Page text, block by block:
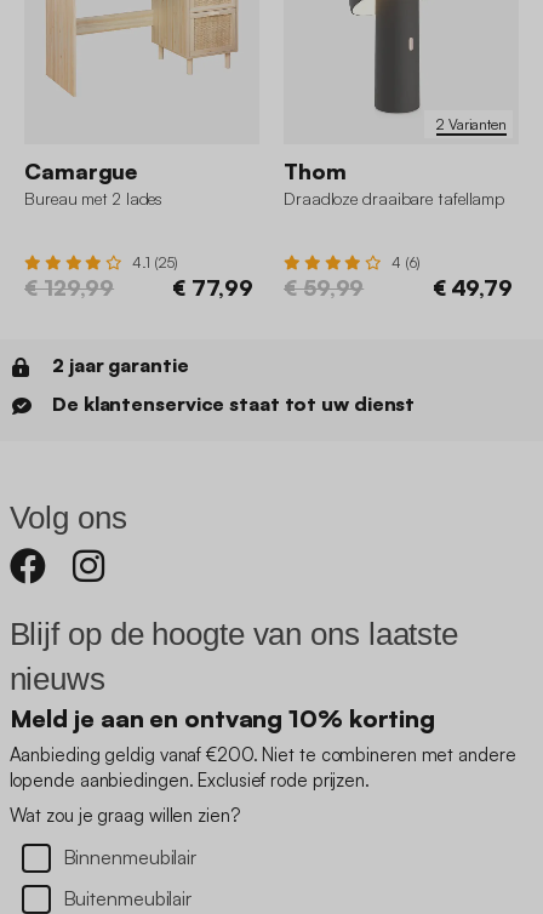
Camargue
Bureau met 2 lades
4.1 (25)
€ 129,99 € 77,99
2 Varianten
Thom
Draadloze draaibare tafellamp
4 (6)
€ 59,99 € 49,79
2 jaar garantie
De klantenservice staat tot uw dienst
Volg ons
Blijf op de hoogte van ons laatste
nieuws
Meld je aan en ontvang 10% korting
Aanbieding geldig vanaf €200. Niet te combineren met andere
lopende aanbiedingen. Exclusief rode prijzen.
Wat zou je graag willen zien?
Binnenmeubilair
Buitenmeubilair